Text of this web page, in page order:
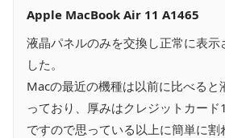
Apple MacBook Air 11 A1465
液晶パネルのみを交換し正常に表示
した。
Macの最近の機種は以前に比べると
っており、厚みはクレジットカード
ですので思っている以上に簡単に